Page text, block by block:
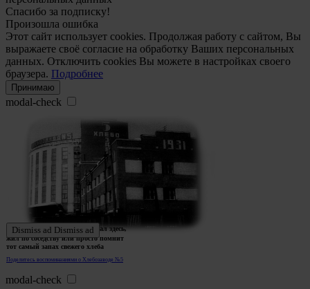
Спасибо за подписку!
Произошла ошибка
Этот сайт использует cookies. Продолжая работу с сайтом, Вы
выражаете своё согласие на обработку Ваших персональных
данных. Отключить cookies Вы можете в настройках своего
браузера. Подробнее
Принимаю
modal-check
Поделитесь воспоминаниями о Хлебозаводе №5
Ждем истории тех, кто работал здесь,
жил по соседству или просто помнит
тот самый запах свежего хлеба
Dismiss ad Dismiss ad
modal-check